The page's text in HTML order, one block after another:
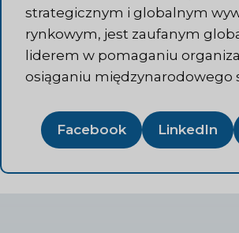
strategicznym i globalnym
rynkowym, jest zaufanym
liderem w pomaganiu
osiąganiu międzynarodowego
Facebook LinkedIn